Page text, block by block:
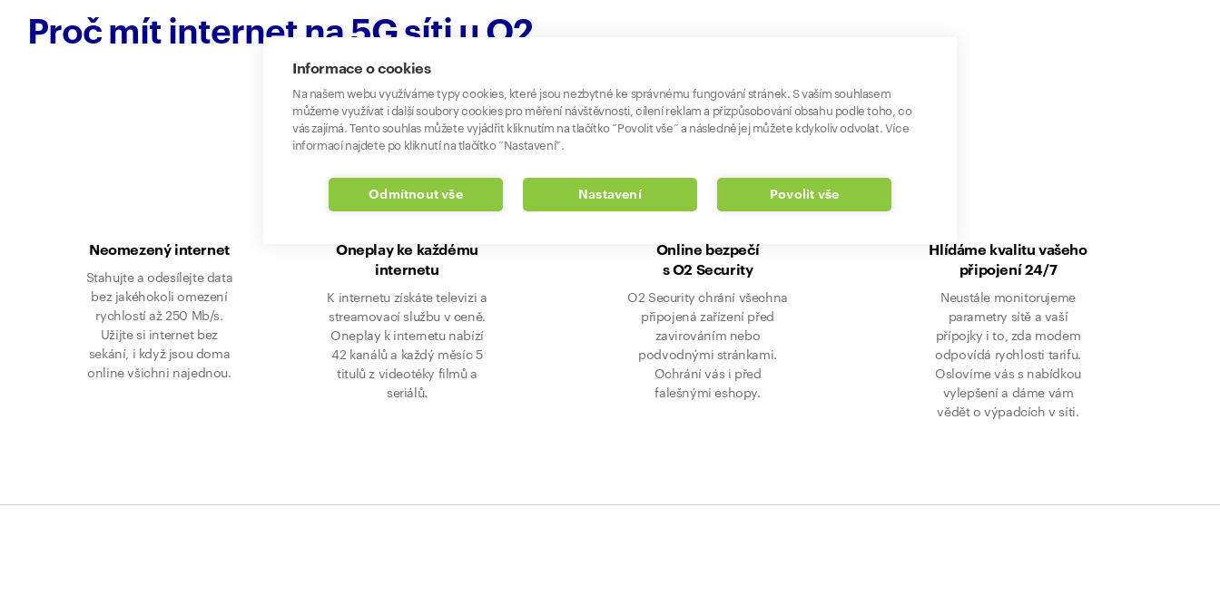
Proč mít internet na 5G síti u O2
Neomezený internet
Stahujte a odesílejte data
bez jakéhokoli omezení
rychlostí až 250 Mb/s.
Užijte si internet bez
sekání, i když jsou doma
online všichni najednou.
Oneplay ke každému
internetu
K internetu získáte televizi a
streamovací službu v ceně.
Oneplay k internetu nabízí
42 kanálů a každý měsíc 5
titulů z videotéky filmů a
seriálů.
Online bezpečí
s O2 Security
O2 Security chrání všechna
připojená zařízení před
zavirováním nebo
podvodnými stránkami.
Ochrání vás i před
falešnými eshopy.
Hlídáme kvalitu vašeho
připojení 24/7
Neustále monitorujeme
parametry sítě a vaší
přípojky i to, zda modem
odpovídá rychlosti tarifu.
Oslovíme vás s nabídkou
vylepšení a dáme vám
vědět o výpadcích v síti.
Informace o cookies
Na našem webu využíváme typy cookies, které jsou nezbytné ke správnému fungování stránek. S vaším souhlasem
můžeme využívat i další soubory cookies pro měření návštěvnosti, cílení reklam a přizpůsobování obsahu podle toho, co
vás zajímá. Tento souhlas můžete vyjádřit kliknutím na tlačítko “Povolit vše” a následně jej můžete kdykoliv odvolat. Více
informací najdete po kliknutí na tlačítko “Nastavení”.
Povolit vše
Nastavení
Odmítnout vše